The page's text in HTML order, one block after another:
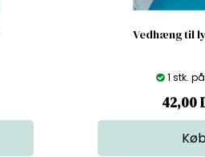
Vedhæng til
1 stk.
42,00